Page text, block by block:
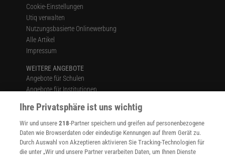
Cookie-Einstellungen
Utiq verwalten
Nutzungsbasierte Onlinewerbung
Alle Artikel
Impressum
WEITERE ANGEBOTE
Angebote für Schulen
Angebote für Institutionen
Lexika
Für Spektrum schreiben
Zugänglichkeitserklärung
WEBSEITEN
Ihre Privatsphäre ist uns wichtig
Wir und unsere218-Partner speichern und greifen auf personenbezogene
Daten wie Browserdaten oder eindeutige Kennungen auf Ihrem Gerät zu.
Durch Auswahl von Akzeptieren aktivieren Sie Tracking-Technologien für
die unter „Wir und unsere Partner verarbeiten Daten, um Ihnen Dienste